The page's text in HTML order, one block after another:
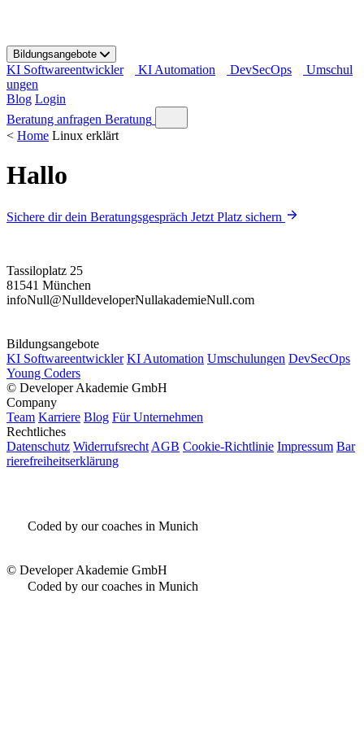
t
o
c
o
n
t
Bildungsangebote
KI Softwareentwickler KI Automation DevSecOps
Umschul
ungen
Blog Login
Beratung anfragen Beratung
< Home Linux erklärt
Hallo
Sichere dir dein Beratungsgespräch Jetzt Platz sichern
Tassiloplatz 25
81541 München
infoNull@NulldeveloperNullakademieNull.com
Bildungsangebote
KI Softwareentwickler KI Automation Umschulungen DevSecOps
Young Coders
© Developer Akademie GmbH
Company
Team Karriere Blog Für Unternehmen
Rechtliches
Datenschutz Widerrufsrecht AGB Cookie-Richtlinie Impressum Bar
rierefreiheitserklärung
Coded by our coaches in Munich
© Developer Akademie GmbH
Coded by our coaches in Munich